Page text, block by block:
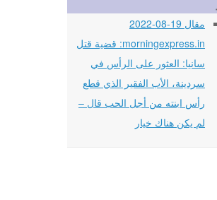
مقال 19-08-2022
morningexpress.in: قضية قتل
سانيا: العثور على الرأس في
سردينة، الأب الفقير الذي قطع
رأس ابنته من أجل الحب قال –
لم يكن هناك خيار